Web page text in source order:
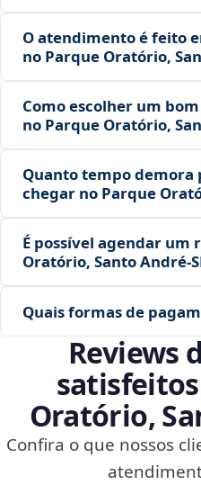
O atendimento é feito
no Parque Oratório,
Como escolher um
no Parque Oratório,
Quanto tempo demora
chegar no Parque
É possível agendar um
Oratório, Santo
Quais formas de
Reviews
Oratório,
Confira o que nossos